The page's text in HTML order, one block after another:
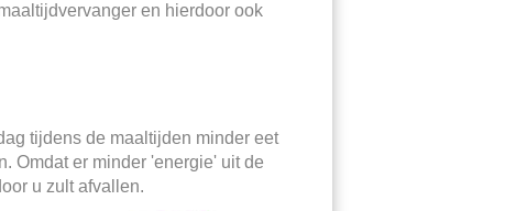
en hierdoor ook
tijdens de maaltijden minder eet
Omdat er minder 'energie' uit de
u zult afvallen.